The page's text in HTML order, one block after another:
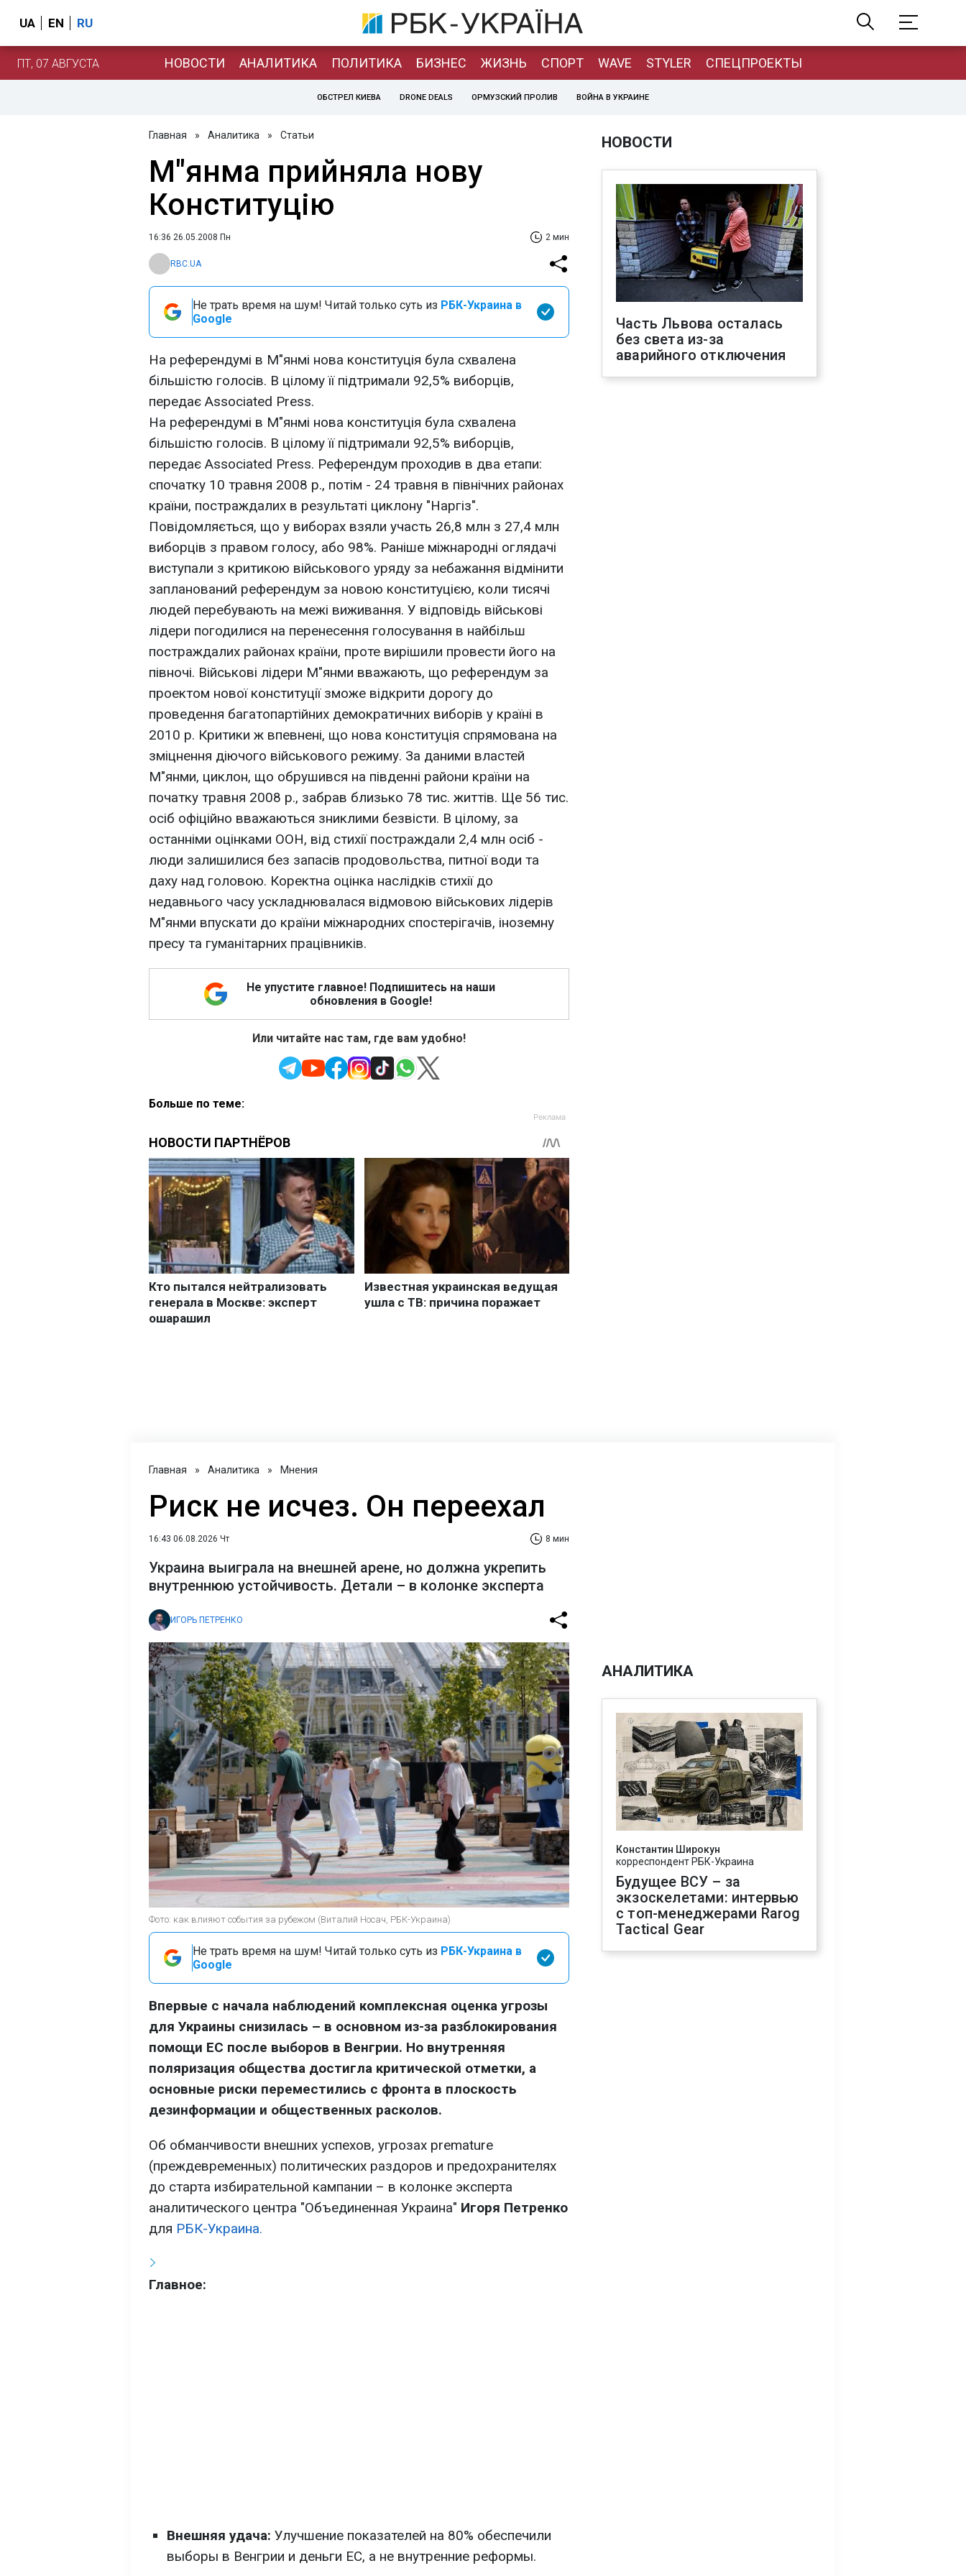
UA EN RU
ПТ, 07 АВГУСТА НОВОСТИ АНАЛИТИКА ПОЛИТИКА БИЗНЕС ЖИЗНЬ СПОРТ WAVE STYLER СПЕЦПРОЕКТЫ
ОБСТРЕЛ КИЕВА DRONE DEALS ОРМУЗСКИЙ ПРОЛИВ ВОЙНА В УКРАИНЕ
Главная » Аналитика » Статьи
М"янма прийняла нову
Конституцію
16:36 26.05.2008 Пн 2 мин
RBC.UA
Не трать время на шум! Читай только суть из РБК-Украина в
Google
На референдумі в М"янмі нова конституція була схвалена
більшістю голосів. В цілому її підтримали 92,5% виборців,
передає Associated Press.
На референдумі в М"янмі нова конституція була схвалена
більшістю голосів. В цілому її підтримали 92,5% виборців,
передає Associated Press. Референдум проходив в два етапи:
спочатку 10 травня 2008 р., потім - 24 травня в північних районах
країни, постраждалих в результаті циклону "Наргіз".
Повідомляється, що у виборах взяли участь 26,8 млн з 27,4 млн
виборців з правом голосу, або 98%. Раніше міжнародні оглядачі
виступали з критикою військового уряду за небажання відмінити
запланований референдум за новою конституцією, коли тисячі
людей перебувають на межі виживання. У відповідь військові
лідери погодилися на перенесення голосування в найбільш
постраждалих районах країни, проте вирішили провести його на
півночі. Військові лідери М"янми вважають, що референдум за
проектом нової конституції зможе відкрити дорогу до
проведення багатопартійних демократичних виборів у країні в
2010 р. Критики ж впевнені, що нова конституція спрямована на
зміцнення діючого військового режиму. За даними властей
М"янми, циклон, що обрушився на південні райони країни на
початку травня 2008 р., забрав близько 78 тис. життів. Ще 56 тис.
осіб офіційно вважаються зниклими безвісти. В цілому, за
останніми оцінками ООН, від стихії постраждали 2,4 млн осіб -
люди залишилися без запасів продовольства, питної води та
даху над головою. Коректна оцінка наслідків стихії до
недавнього часу ускладнювалася відмовою військових лідерів
М"янми впускати до країни міжнародних спостерігачів, іноземну
пресу та гуманітарних працівників.
Не упустите главное! Подпишитесь на наши
обновления в Google!
Или читайте нас там, где вам удобно!
Больше по теме:
НОВОСТИ
Часть Львова осталась
без света из-за
аварийного отключения
Главная » Аналитика » Мнения
Риск не исчез. Он переехал
16:43 06.08.2026 Чт 8 мин
Украина выиграла на внешней арене, но должна укрепить
внутреннюю устойчивость. Детали – в колонке эксперта
ИГОРЬ ПЕТРЕНКО
Фото: как влияют события за рубежом (Виталий Носач, РБК-Украина)
Не трать время на шум! Читай только суть из РБК-Украина в
Google
Впервые с начала наблюдений комплексная оценка угрозы
для Украины снизилась – в основном из-за разблокирования
помощи ЕС после выборов в Венгрии. Но внутренняя
поляризация общества достигла критической отметки, а
основные риски переместились с фронта в плоскость
дезинформации и общественных расколов.
Об обманчивости внешних успехов, угрозах premature
(преждевременных) политических раздоров и предохранителях
до старта избирательной кампании – в колонке эксперта
аналитического центра "Объединенная Украина" Игоря Петренко
для РБК-Украина.
Главное:
Внешняя удача: Улучшение показателей на 80% обеспечили
выборы в Венгрии и деньги ЕС, а не внутренние реформы.
АНАЛИТИКА
Константин Широкун
корреспондент РБК-Украина
Будущее ВСУ – за
экзоскелетами: интервью
с топ-менеджерами Rarog
Tactical Gear